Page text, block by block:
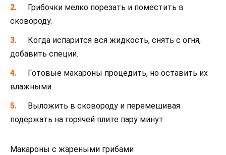
Грибочки мелко порезать и поместить в
сковороду.
Когда испарится вся жидкость, снять с огня,
добавить специи.
Готовые макароны процедить, но оставить их
влажными.
Выложить в сковороду и перемешивая
подержать на горячей плите пару минут.
Макароны с жареными грибами